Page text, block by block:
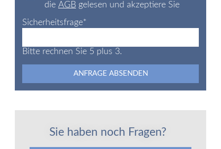
die AGB gelesen und akzeptiere Sie
Sicherheitsfrage*
Bitte rechnen Sie 5 plus 3.
ANFRAGE ABSENDEN
Sie haben noch Fragen?